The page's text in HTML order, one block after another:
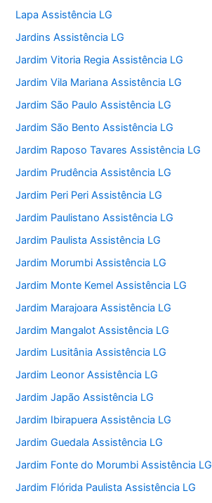
Lapa Assistência LG
Jardins Assistência LG
Jardim Vitoria Regia Assistência LG
Jardim Vila Mariana Assistência LG
Jardim São Paulo Assistência LG
Jardim São Bento Assistência LG
Jardim Raposo Tavares Assistência LG
Jardim Prudência Assistência LG
Jardim Peri Peri Assistência LG
Jardim Paulistano Assistência LG
Jardim Paulista Assistência LG
Jardim Morumbi Assistência LG
Jardim Monte Kemel Assistência LG
Jardim Marajoara Assistência LG
Jardim Mangalot Assistência LG
Jardim Lusitânia Assistência LG
Jardim Leonor Assistência LG
Jardim Japão Assistência LG
Jardim Ibirapuera Assistência LG
Jardim Guedala Assistência LG
Jardim Fonte do Morumbi Assistência LG
Jardim Flórida Paulista Assistência LG